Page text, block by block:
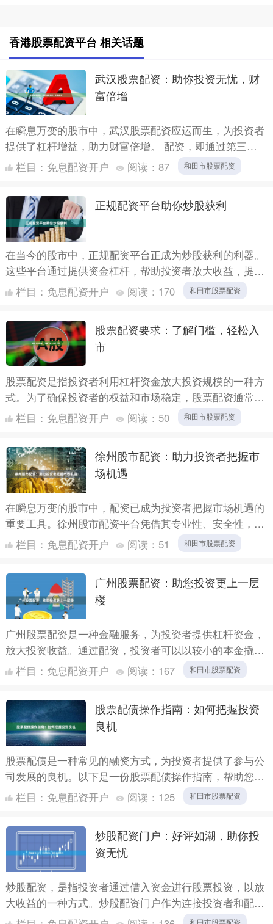
香港股票配资平台 相关话题
武汉股票配资：助你投资无忧，财
富倍增
在瞬息万变的股市中，武汉股票配资应运而生，为投资者
提供了杠杆增益，助力财富倍增。 配资，即通过第三方
机构借入资金进行股票投资，放大投资者的资金规模。武
汉股票配资....
栏目： 免息配资开户 阅读： 87 和田市股票配资
正规配资平台助你炒股获利
在当今的股市中，正规配资平台正成为炒股获利的利器。
这些平台通过提供资金杠杆，帮助投资者放大收益，提升
炒股效率。 正规配资平台具有以下优势： * **资金杠杆：
*....
栏目： 免息配资开户 阅读： 170 和田市股票配资
股票配资要求：了解门槛，轻松入
市
股票配资是指投资者利用杠杆资金放大投资规模的一种方
式。为了确保投资者的权益和市场稳定，股票配资通常需
要满足一定的门槛要求。 **资金门槛：** * 不同配资公
司....
栏目： 免息配资开户 阅读： 50 和田市股票配资
徐州股市配资：助力投资者把握市
场机遇
在瞬息万变的股市中，配资已成为投资者把握市场机遇的
重要工具。徐州股市配资平台凭借其专业性、安全性，为
投资者提供了强有力的支持。 徐州股市配资平台采用先
进的风险控....
栏目： 免息配资开户 阅读： 51 和田市股票配资
广州股票配资：助您投资更上一层
楼
广州股票配资是一种金融服务，为投资者提供杠杆资金，
放大投资收益。通过配资，投资者可以以较小的本金撬动
更大的资金，从而获得更高的投资回报。 广州股票配资
的优势在于....
栏目： 免息配资开户 阅读： 167 和田市股票配资
股票配债操作指南：如何把握投资
良机
股票配债是一种常见的融资方式，为投资者提供了参与公
司发展的良机。以下是一份股票配债操作指南，帮助您把
握投资机会： **1. 了解配债条款** 在参与配债前，仔
细....
栏目： 免息配资开户 阅读： 125 和田市股票配资
炒股配资门户：好评如潮，助你投
资无忧
炒股配资，是指投资者通过借入资金进行股票投资，以放
大收益的一种方式。炒股配资门户作为连接投资者和配资
公司的桥梁，为投资者提供便捷的配资服务。 近年来，
和田市股票配资